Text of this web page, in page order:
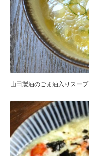
山田製油のごま油入りスープ